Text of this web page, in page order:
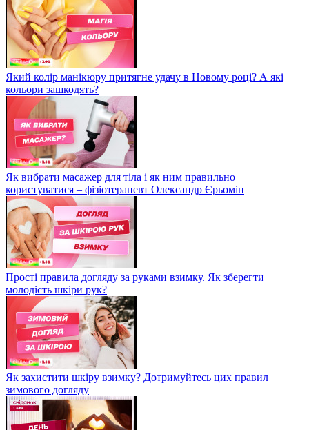
Який колір манікюру притягне удачу в Новому році? А які
кольори зашкодять?
Як вибрати масажер для тіла і як ним правильно
користуватися – фізіотерапевт Олександр Єрьомін
Прості правила догляду за руками взимку. Як зберегти
молодість шкіри рук?
Як захистити шкіру взимку? Дотримуйтесь цих правил
зимового догляду